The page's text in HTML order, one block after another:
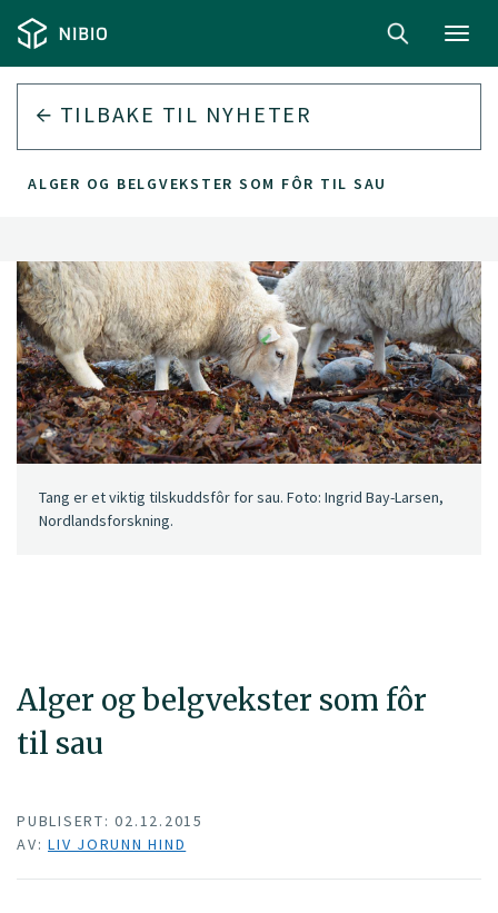
TILBAKE TIL NYHETER
ALGER OG BELGVEKSTER SOM FÔR TIL SAU
Alger og belgvekster som fôr
til sau
Tang er et viktig tilskuddsfôr for sau. Foto: Ingrid Bay-Larsen,
Nordlandsforskning.
PUBLISERT: 02.12.2015
AV: LIV JORUNN HIND